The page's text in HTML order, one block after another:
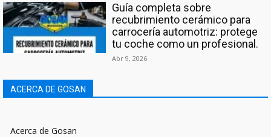
Guía completa sobre
recubrimiento cerámico para
carrocería automotriz: protege
tu coche como un profesional.
Abr 9, 2026
ACERCA DE GOSAN
Acerca de Gosan